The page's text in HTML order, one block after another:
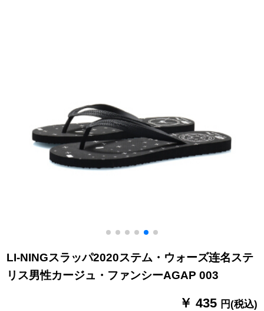
LI-NINGスラッパ2020ステム・ウォーズ连名ステ
リス男性カージュ・ファンシーAGAP 003
￥ 435 円(税込)